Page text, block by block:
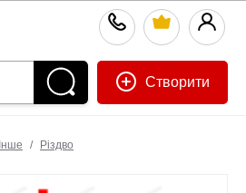
Створити
Інше / Різдво